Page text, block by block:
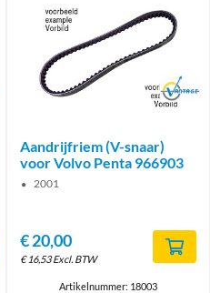
Brand
Aandrijfriem (V-snaar)
voor Volvo Penta 966903
2001
€20,00
€16,53 Excl. BTW
Artikelnummer: 18003